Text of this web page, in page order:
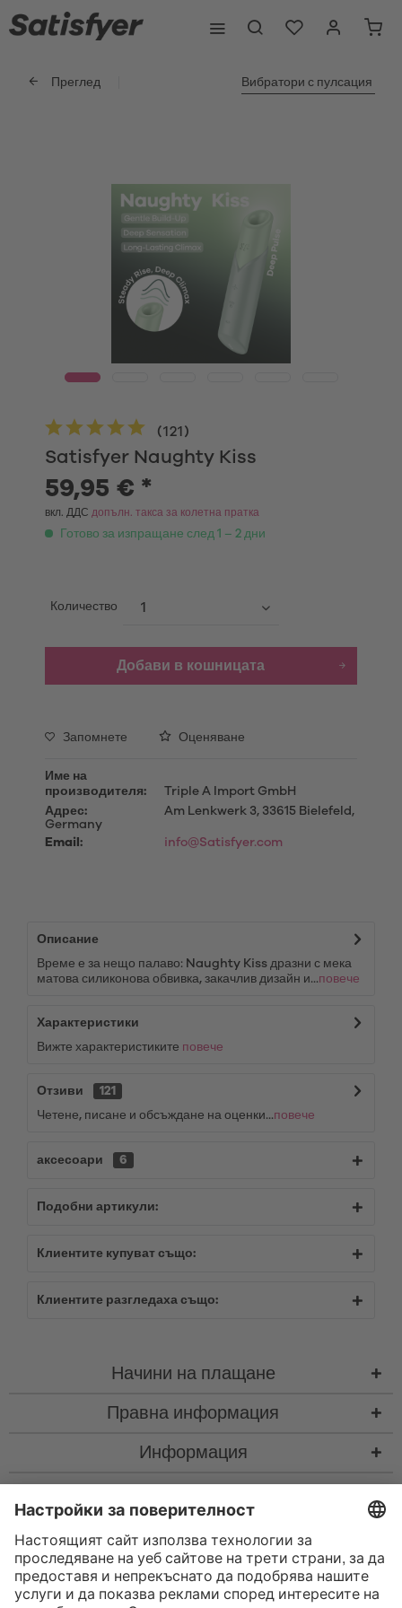
Преглед Вибратори с пулсация
Satisfyer Naughty Kiss
(121 )
59,95 € *
вкл. ДДС допълн. такса за колетна пратка
Готово за изпращане след 1 – 2 дни
Количество
Добави в кошницата
Запомнете Оценяване
Име на
производителя:
Triple A Import GmbH
Адрес:
Am Lenkwerk 3, 33615 Bielefeld,
Germany
Email:
info@Satisfyer.com
Описание
Време е за нещо палаво: Naughty Kiss дразни с мека
матова силиконова обвивка, закачлив дизайн и...повече
Характеристики
Вижте характеристиките повече
Отзиви
121
Четене, писане и обсъждане на оценки...повече
аксесоари 6
Подобни артикули:
Клиентите купуват също:
Клиентите разгледаха също:
Начини на плащане
Правна информация
Информация
такса за колетна пратка и при нужда такса за наложен платеж, ако не е
посочено друго
* Словната марка и логата на Bluetooth® са регистрирани търговски